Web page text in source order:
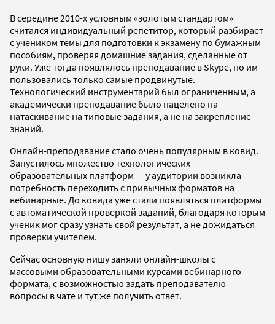
В середине 2010-х условным «золотым стандартом»
считался индивидуальный репетитор, который разбирает
с учеником темы для подготовки к экзамену по бумажным
пособиям, проверяя домашние задания, сделанные от
руки. Уже тогда появлялось преподавание в Skype, но им
пользовались только самые продвинутые.
Технологический инструментарий был ограниченным, а
академически преподавание было нацелено на
натаскивание на типовые задания, а не на закрепление
знаний.
Онлайн-преподавание стало очень популярным в ковид.
Запустилось множество технологических
образовательных платформ — у аудитории возникла
потребность переходить с привычных форматов на
вебинарные. До ковида уже стали появляться платформы
с автоматической проверкой заданий, благодаря которым
ученик мог сразу узнать свой результат, а не дожидаться
проверки учителем.
Сейчас основную нишу заняли онлайн-школы с
массовыми образовательными курсами вебинарного
формата, с возможностью задать преподавателю
вопросы в чате и тут же получить ответ.